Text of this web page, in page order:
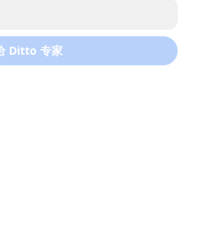
Ditto 专家